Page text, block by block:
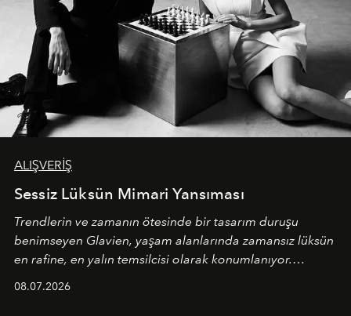
ALIŞVERİŞ
Sessiz Lüksün Mimari Yansıması
Trendlerin ve zamanın ötesinde bir tasarım duruşu
benimseyen Glavien, yaşam alanlarında zamansız lüksün
en rafine, en yalın temsilcisi olarak konumlanıyor.
08.07.2026